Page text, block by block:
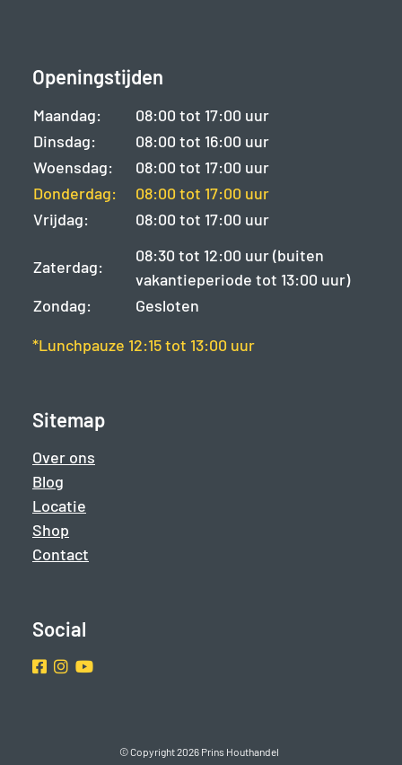
Openingstijden
Maandag:
08:00 tot 17:00 uur
Dinsdag:
08:00 tot 16:00 uur
Woensdag:
08:00 tot 17:00 uur
Donderdag:
08:00 tot 17:00 uur
Vrijdag:
08:00 tot 17:00 uur
Zaterdag:
08:30 tot 12:00 uur (buiten
vakantieperiode tot 13:00 uur)
Zondag:
Gesloten
*Lunchpauze 12:15 tot 13:00 uur
Sitemap
Over ons
Blog
Locatie
Shop
Contact
Social
Facebook
Instragram
Youtube
© Copyright 2026 Prins Houthandel